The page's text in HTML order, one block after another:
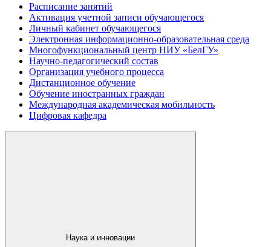
Расписание занятий
Активация учетной записи обучающегося
Личный кабинет обучающегося
Электронная информационно-образовательная среда
Многофункциональный центр НИУ «БелГУ»
Научно-педагогический состав
Организация учебного процесса
Дистанционное обучение
Обучение иностранных граждан
Международная академическая мобильность
Цифровая кафедра
Наука и инновации